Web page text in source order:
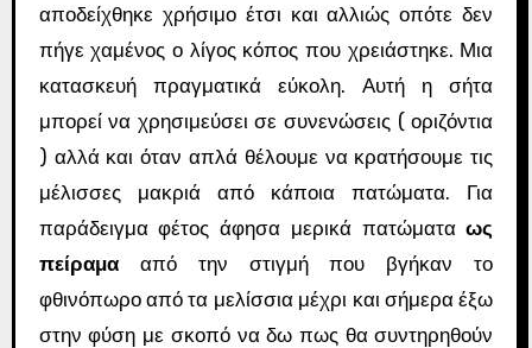
αποδείχθηκε χρήσιμο έτσι και αλλιώς οπότε δεν
πήγε χαμένος ο λίγος κόπος που χρειάστηκε. Μια
κατασκευή πραγματικά εύκολη. Αυτή η σήτα
μπορεί να χρησιμεύσει σε συνενώσεις ( οριζόντια
) αλλά και όταν απλά θέλουμε να κρατήσουμε τις
μέλισσες μακριά από κάποια πατώματα. Για
παράδειγμα φέτος άφησα μερικά πατώματαως
πείραμααπό την στιγμή που βγήκαν το
φθινόπωρο από τα μελίσσια μέχρι και σήμερα έξω
στην φύση με σκοπό να δω πως θα συντηρηθούν